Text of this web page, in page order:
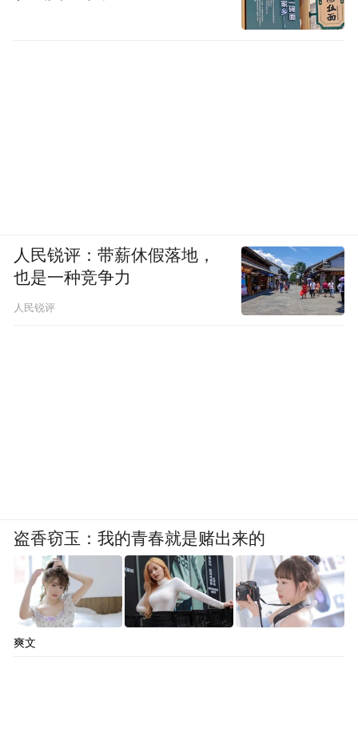
然，他是合适的，早在之前参加综艺时，就
能看出他嘴皮子的确厉害。
如今他的直播数据遥遥领先，赚了个盆满钵
满，亿万富翁什么的早就不在话下。
人民锐评：带薪休假落地，
也是一种竞争力
人民锐评
盗香窃玉：我的青春就是赌出来的
爽文